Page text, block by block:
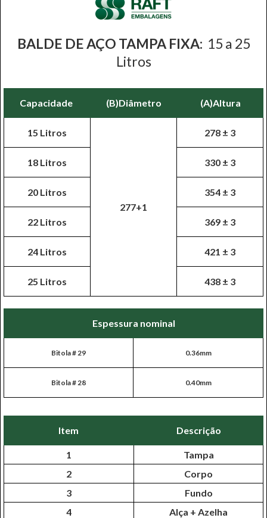
BALDE DE AÇO TAMPA FIXA: 15 a 25
Litros
Capacidade (B)Diâmetro (A)Altura
15 Litros
18 Litros
20 Litros
22 Litros
24 Litros
25 Litros
277+1
278 ± 3
330 ± 3
354 ± 3
369 ± 3
421 ± 3
438 ± 3
Espessura nominal
Bitola # 29 0.36mm
Bitola # 28 0.40mm
Item Descrição
1
2
3
4
Tampa
Corpo
Fundo
Alça + Azelha